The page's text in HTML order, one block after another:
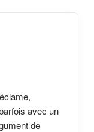
avec un
de